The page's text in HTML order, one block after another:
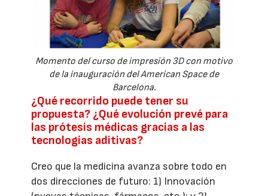
Momento del curso de impresión 3D con motivo
de la inauguración del American Space de
Barcelona.
¿Qué recorrido puede tener su
propuesta? ¿Qué evolución prevé para
las prótesis médicas gracias a las
tecnologías aditivas?
Creo que la medicina avanza sobre todo en
dos direcciones de futuro: 1) Innovación